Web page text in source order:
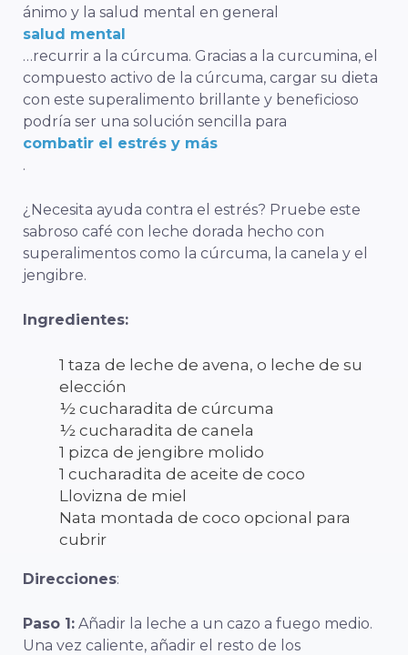
ánimo y la salud mental en general
salud mental
…recurrir a la cúrcuma. Gracias a la curcumina, el
compuesto activo de la cúrcuma, cargar su dieta
con este superalimento brillante y beneficioso
podría ser una solución sencilla para
combatir el estrés y más
.
¿Necesita ayuda contra el estrés? Pruebe este
sabroso café con leche dorada hecho con
superalimentos como la cúrcuma, la canela y el
jengibre.
Ingredientes:
1 taza de leche de avena, o leche de su
elección
½ cucharadita de cúrcuma
½ cucharadita de canela
1 pizca de jengibre molido
1 cucharadita de aceite de coco
Llovizna de miel
Nata montada de coco opcional para
cubrir
Direcciones:
Paso 1: Añadir la leche a un cazo a fuego medio.
Una vez caliente, añadir el resto de los